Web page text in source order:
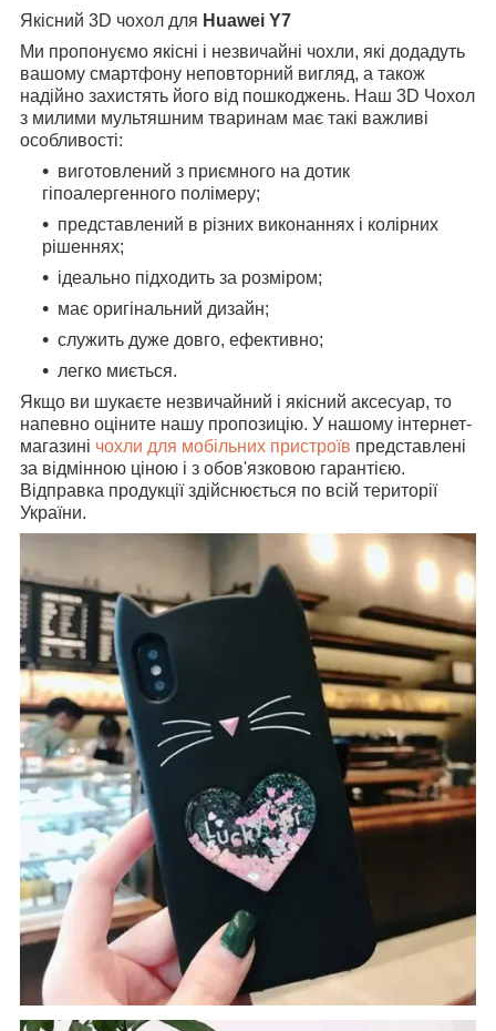
Якісний 3D чохол для Huawei Y7
Ми пропонуємо якісні і незвичайні чохли, які додадуть
вашому смартфону неповторний вигляд, а також
надійно захистять його від пошкоджень. Наш 3D Чохол
з милими мультяшним тваринам має такі важливі
особливості:
виготовлений з приємного на дотик
гіпоалергенного полімеру;
представлений в різних виконаннях і колірних
рішеннях;
ідеально підходить за розміром;
має оригінальний дизайн;
служить дуже довго, ефективно;
легко миється.
Якщо ви шукаєте незвичайний і якісний аксесуар, то
напевно оціните нашу пропозицію. У нашому інтернет-
магазині чохли для мобільних пристроїв представлені
за відмінною ціною і з обов'язковою гарантією.
Відправка продукції здійснюється по всій території
України.